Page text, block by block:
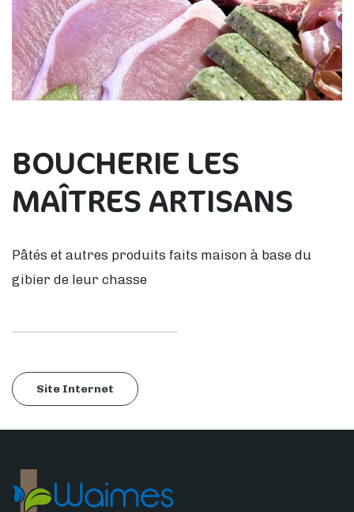
BOUCHERIE LES
MAÎTRES ARTISANS
Pâtés et autres produits faits maison à base du
gibier de leur chasse
Site Internet